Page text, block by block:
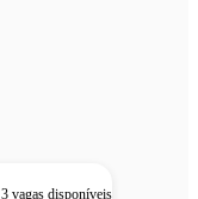
3 vagas disponíveis